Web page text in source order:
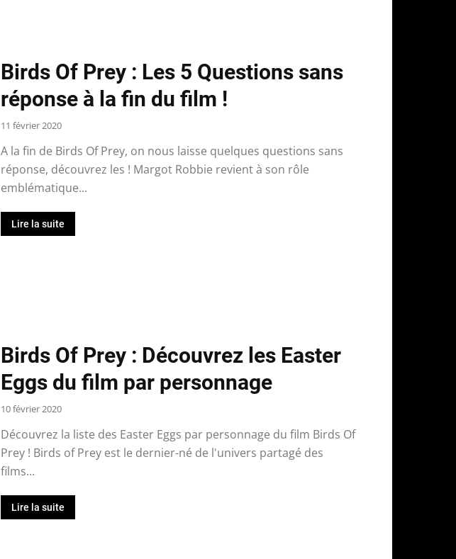
Birds Of Prey : Les 5 Questions sans
réponse à la fin du film !
11 février 2020
A la fin de Birds Of Prey, on nous laisse quelques questions sans
réponse, découvrez les ! Margot Robbie revient à son rôle
emblématique...
Lire la suite
Birds Of Prey : Découvrez les Easter
Eggs du film par personnage
10 février 2020
Découvrez la liste des Easter Eggs par personnage du film Birds Of
Prey ! Birds of Prey est le dernier-né de l'univers partagé des
films...
Lire la suite